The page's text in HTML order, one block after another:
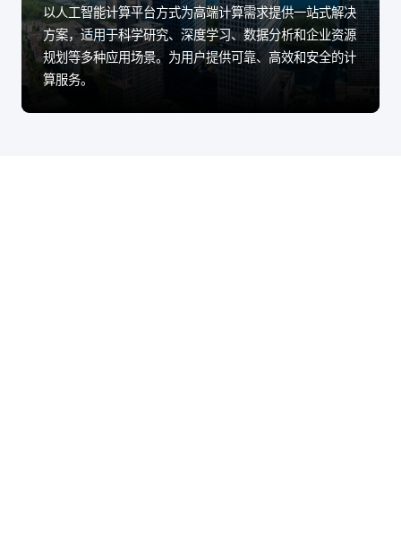
以人工智能计算平台方式为高端计算需求提供一站式解决
方案，适用于科学研究、深度学习、数据分析和企业资源
规划等多种应用场景。为用户提供可靠、高效和安全的计
算服务。